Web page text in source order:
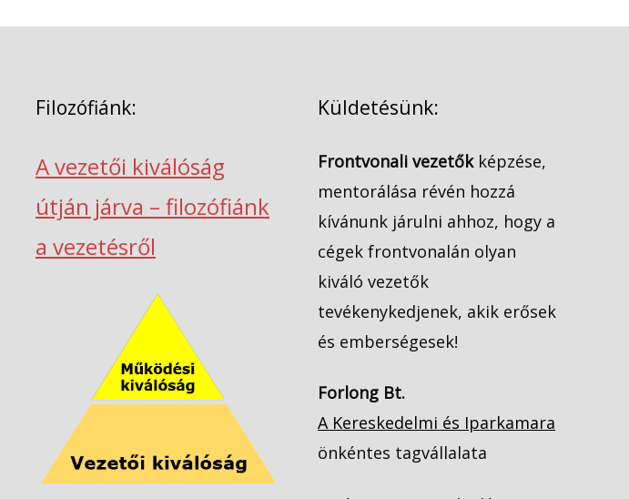
Filozófiánk:
A vezetői kiválóság
útján járva – filozófiánk
a vezetésről
Küldetésünk:
Frontvonali vezetőkképzése,
mentorálása révén hozzá
kívánunk járulni ahhoz, hogy a
cégek frontvonalán olyan
kiváló vezetők
tevékenykedjenek, akik erősek
és emberségesek!
Forlong Bt.
A Kereskedelmi és Iparkamara
önkéntes tagvállalata